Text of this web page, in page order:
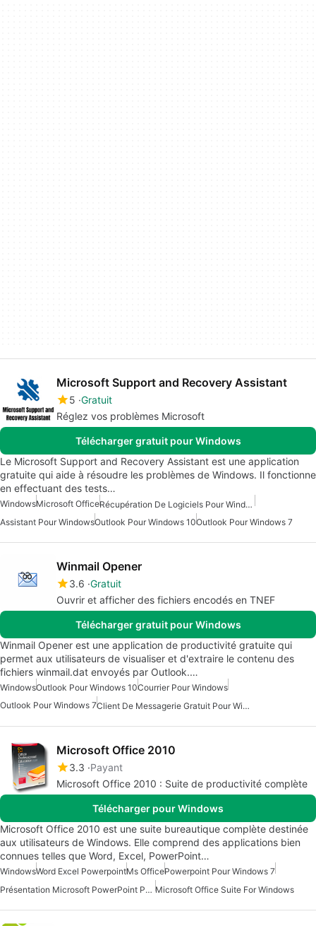
Microsoft Support and Recovery Assistant
5 Gratuit
Réglez vos problèmes Microsoft
Télécharger gratuit pour Windows
Le Microsoft Support and Recovery Assistant est une application
gratuite qui aide à résoudre les problèmes de Windows. Il fonctionne
en effectuant des tests…
WindowsMicrosoft Office
Récupération De Logiciels Pour Windows
Assistant Pour WindowsOutlook Pour Windows 10Outlook Pour Windows 7
Winmail Opener
3.6 Gratuit
Ouvrir et afficher des fichiers encodés en TNEF
Télécharger gratuit pour Windows
Winmail Opener est une application de productivité gratuite qui
permet aux utilisateurs de visualiser et d'extraire le contenu des
fichiers winmail.dat envoyés par Outlook.…
WindowsOutlook Pour Windows 10Courrier Pour Windows
Outlook Pour Windows 7
Client De Messagerie Gratuit Pour Windows
Microsoft Office 2010
3.3 Payant
Microsoft Office 2010 : Suite de productivité complète
Télécharger pour Windows
Microsoft Office 2010 est une suite bureautique complète destinée
aux utilisateurs de Windows. Elle comprend des applications bien
connues telles que Word, Excel, PowerPoint…
WindowsWord Excel PowerpointMs OfficePowerpoint Pour Windows 7
Présentation Microsoft PowerPoint Pour Windows Microsoft Office Suite For Windows